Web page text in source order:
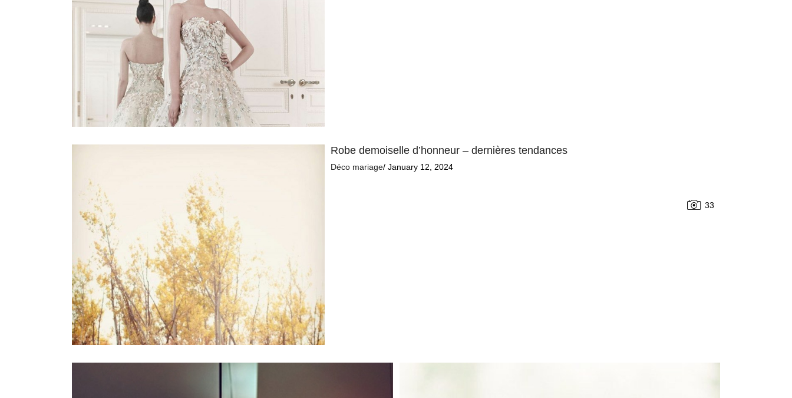
Robe demoiselle d’honneur – dernières tendances
Déco mariage/ January 12, 2024
33